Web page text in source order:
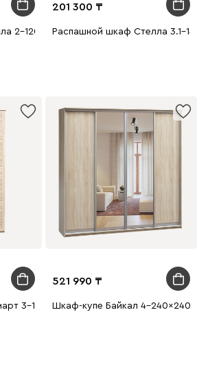
2-120x220 Дуб Золотистый
201 300
Распашной шкаф Стелла 3.1-
3-120x220 Дуб Сонома
521 990
Шкаф-купе Байкал 4-240x240